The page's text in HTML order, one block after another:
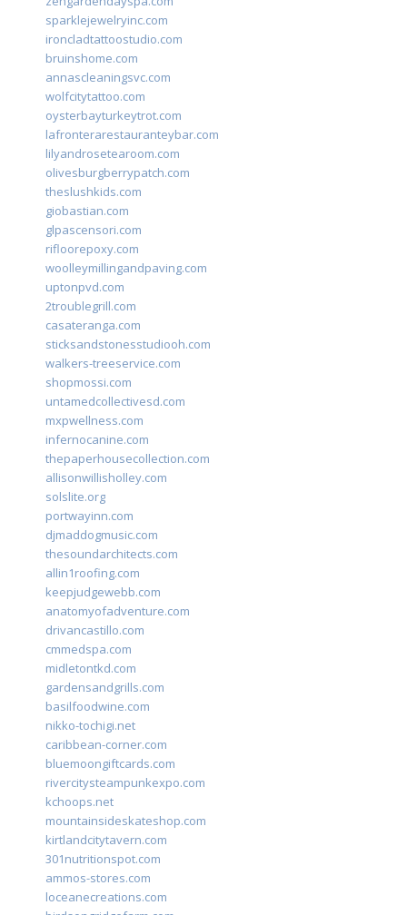
sparklejewelryinc.com
ironcladtattoostudio.com
bruinshome.com
annascleaningsvc.com
wolfcitytattoo.com
oysterbayturkeytrot.com
lafronterarestauranteybar.com
lilyandrosetearoom.com
olivesburgberrypatch.com
theslushkids.com
giobastian.com
glpascensori.com
rifloorepoxy.com
woolleymillingandpaving.com
uptonpvd.com
2troublegrill.com
casateranga.com
sticksandstonesstudiooh.com
walkers-treeservice.com
shopmossi.com
untamedcollectivesd.com
mxpwellness.com
infernocanine.com
thepaperhousecollection.com
allisonwillisholley.com
solslite.org
portwayinn.com
djmaddogmusic.com
thesoundarchitects.com
allin1roofing.com
keepjudgewebb.com
anatomyofadventure.com
drivancastillo.com
cmmedspa.com
midletontkd.com
gardensandgrills.com
basilfoodwine.com
nikko-tochigi.net
caribbean-corner.com
bluemoongiftcards.com
rivercitysteampunkexpo.com
kchoops.net
mountainsideskateshop.com
kirtlandcitytavern.com
301nutritionspot.com
ammos-stores.com
loceanecreations.com